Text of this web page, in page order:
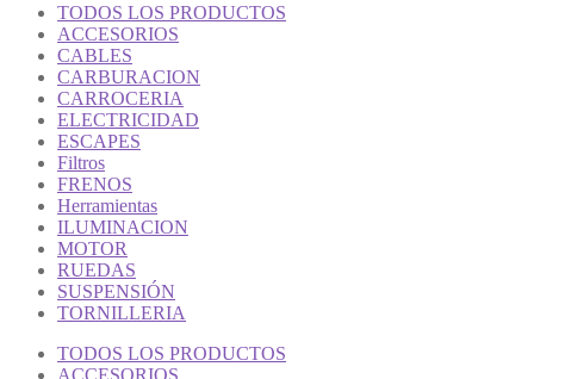
TODOS LOS PRODUCTOS
ACCESORIOS
CABLES
CARBURACION
CARROCERIA
ELECTRICIDAD
ESCAPES
Filtros
FRENOS
Herramientas
ILUMINACION
MOTOR
RUEDAS
SUSPENSIÓN
TORNILLERIA
TODOS LOS PRODUCTOS
ACCESORIOS